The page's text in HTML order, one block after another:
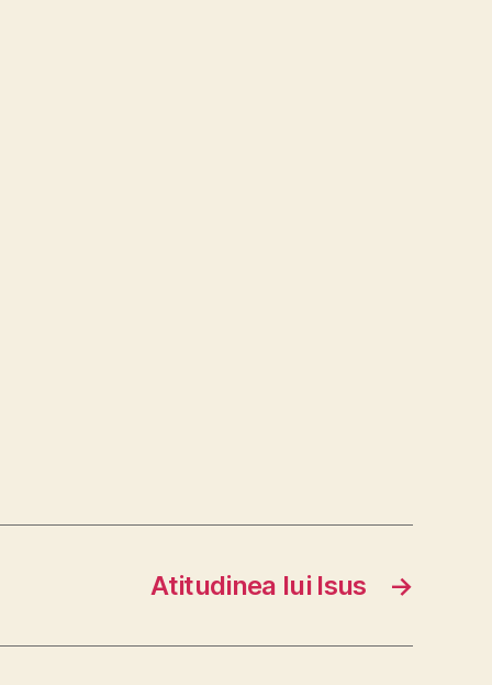
→
Atitudinea lui Isus